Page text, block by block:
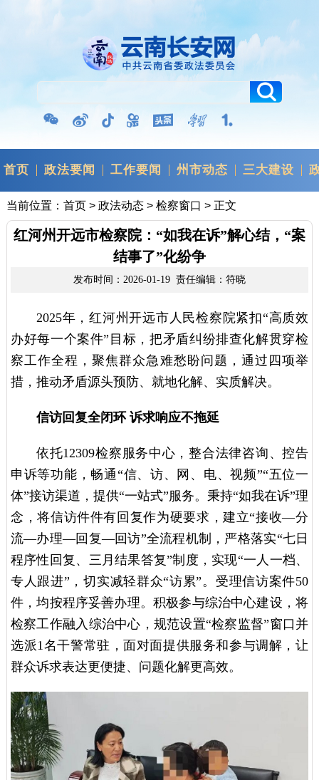
首页 政法要闻 工作要闻 州市动态 三大建设
当前位置： 首页> 政法动态> 检察窗口 > 正文
红河州开远市检察院：“如我在诉”解心结，“案
结事了”化纷争
发布时间：2026-01-19 责任编辑：符晓
2025年，红河州开远市人民检察院紧扣“高质效
办好每一个案件”目标，把矛盾纠纷排查化解贯穿检
察工作全程，聚焦群众急难愁盼问题，通过四项举
措，推动矛盾源头预防、就地化解、实质解决。
信访回复全闭环 诉求响应不拖延
依托12309检察服务中心，整合法律咨询、控告
申诉等功能，畅通“信、访、网、电、视频”“五位一
体”接访渠道，提供“一站式”服务。秉持“如我在诉”理
念，将信访件件有回复作为硬要求，建立“接收—分
流—办理—回复—回访”全流程机制，严格落实“七日
程序性回复、三月结果答复”制度，实现“一人一档、
专人跟进”，切实减轻群众“访累”。受理信访案件50
件，均按程序妥善办理。积极参与综治中心建设，将
检察工作融入综治中心，规范设置“检察监督”窗口并
选派1名干警常驻，面对面提供服务和参与调解，让
群众诉求表达更便捷、问题化解更高效。